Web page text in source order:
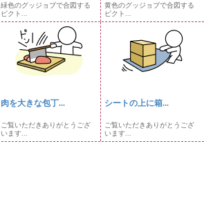
緑色のグッジョブで合図する
ピクト...
黄色のグッジョブで合図する
ピクト...
肉を大きな包丁...
ご覧いただきありがとうござ
います...
シートの上に箱...
ご覧いただきありがとうござ
います...